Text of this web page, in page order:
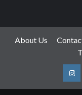
About Us